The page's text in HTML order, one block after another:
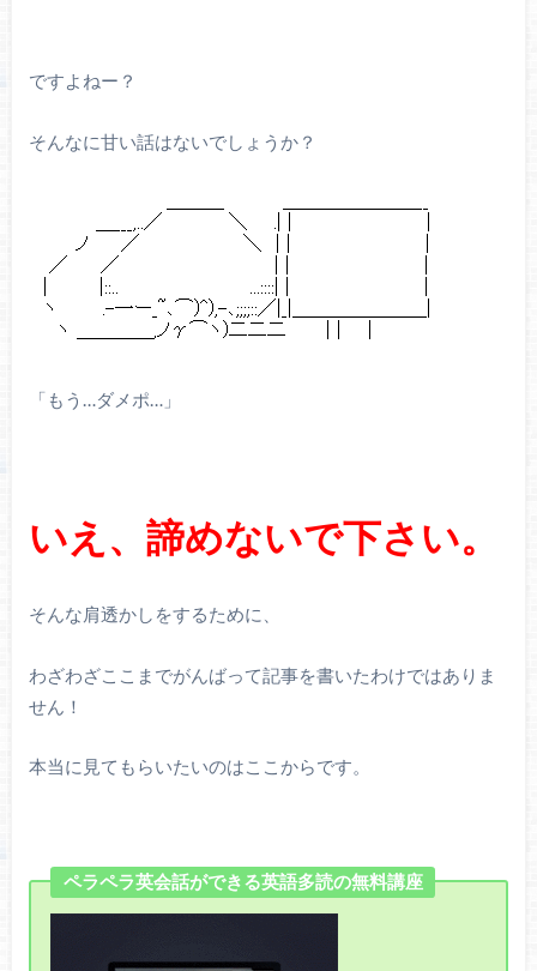
ですよねー？
そんなに甘い話はないでしょうか？
「もう…ダメポ…」
いえ、諦めないで下さい。
そんな肩透かしをするために、
わざわざここまでがんばって記事を書いたわけではありま
せん！
本当に見てもらいたいのはここからです。
ペラペラ英会話ができる英語多読の無料講座